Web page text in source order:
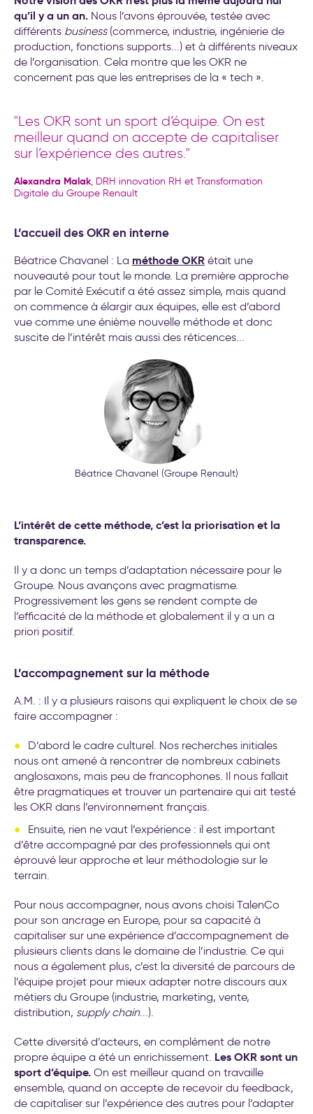
qu’il y a un an. Nous l’avons éprouvée, testée avec
différents business(commerce, industrie, ingénierie de
production, fonctions supports...) et à différents niveaux
de l’organisation. Cela montre que les OKR ne
concernent pas que les entreprises de la « tech ».
"Les OKR sont un sport d’équipe. On est
meilleur quand on accepte de capitaliser
sur l’expérience des autres."
Alexandra Malak, DRH innovation RH et Transformation
Digitale du Groupe Renault
L’accueil des OKR en interne
Béatrice Chavanel : La méthode OKR était une
nouveauté pour tout le monde. La première approche
par le Comité Exécutif a été assez simple, mais quand
on commence à élargir aux équipes, elle est d’abord
vue comme une énième nouvelle méthode et donc
suscite de l’intérêt mais aussi des réticences...
Béatrice Chavanel (Groupe Renault)
L’intérêt de cette méthode, c’est la priorisation et la
transparence.
Il y a donc un temps d’adaptation nécessaire pour le
Groupe. Nous avançons avec pragmatisme.
Progressivement les gens se rendent compte de
l’efficacité de la méthode et globalement il y a un a
priori positif.
L’accompagnement sur la méthode
A.M. : Il y a plusieurs raisons qui expliquent le choix de se
faire accompagner :
D’abord le cadre culturel. Nos recherches initiales
nous ont amené à rencontrer de nombreux cabinets
anglosaxons, mais peu de francophones. Il nous fallait
être pragmatiques et trouver un partenaire qui ait testé
les OKR dans l’environnement français.
Ensuite, rien ne vaut l’expérience : il est important
d’être accompagné par des professionnels qui ont
éprouvé leur approche et leur méthodologie sur le
terrain.
Pour nous accompagner, nous avons choisi TalenCo
pour son ancrage en Europe, pour sa capacité à
capitaliser sur une expérience d’accompagnement de
plusieurs clients dans le domaine de l’industrie. Ce qui
nous a également plus, c’est la diversité de parcours de
l’équipe projet pour mieux adapter notre discours aux
métiers du Groupe (industrie, marketing, vente,
distribution, supply chain...).
Cette diversité d’acteurs, en complément de notre
propre équipe a été un enrichissement. Les OKR sont un
sport d’équipe. On est meilleur quand on travaille
ensemble, quand on accepte de recevoir du feedback,
de capitaliser sur l’expérience des autres pour l’adapter